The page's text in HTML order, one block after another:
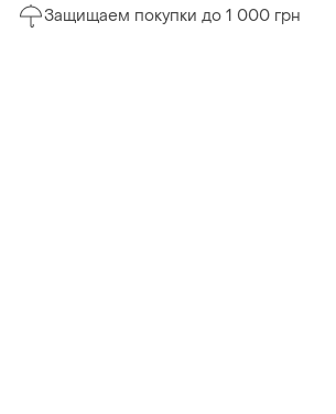
Защищаем покупки до 1 000 грн